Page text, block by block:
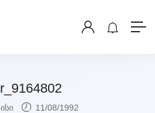
11/08/1992